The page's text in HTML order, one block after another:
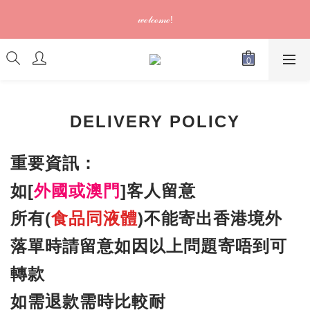
電郵為準)
𝓌ℯ𝓁𝒸ℴ𝓂ℯ!
訂單可供取貨/發貨後會發出電郵通知，請填妥正確資料 (*通知以
電郵為準)
DELIVERY POLICY
重要資訊：
如[外國或澳門]客人留意
所有(食品同液體)不能寄出香港境外
落單時請留意如因以上問題寄唔到可
轉款
如需退款需時比較耐